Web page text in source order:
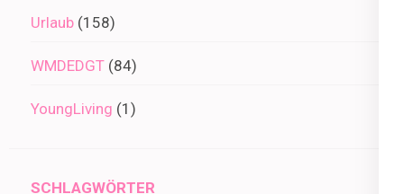
Urlaub (158)
WMDEDGT (84)
YoungLiving (1)
SCHLAGWÖRTER